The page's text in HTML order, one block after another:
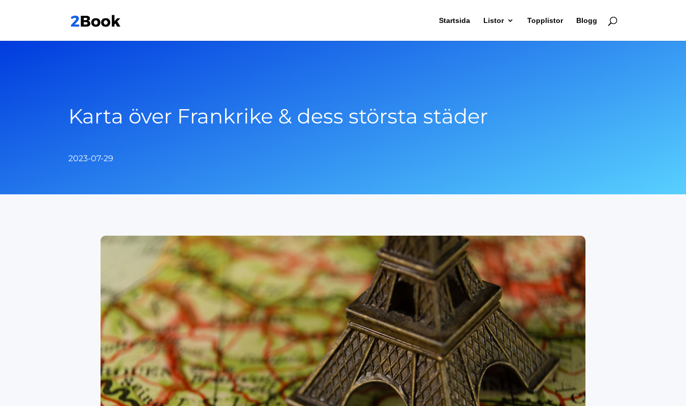
Startsida Listor Topplistor Blogg
Karta över Frankrike & dess största städer
2023-07-29